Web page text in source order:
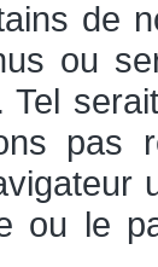
de
ou
Tel
pas
ou le